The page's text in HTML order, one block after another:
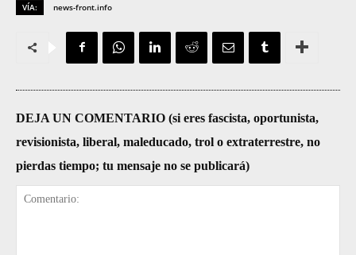
VÍA: news-front.info
DEJA UN COMENTARIO (si eres fascista, oportunista,
revisionista, liberal, maleducado, trol o extraterrestre, no
pierdas tiempo; tu mensaje no se publicará)